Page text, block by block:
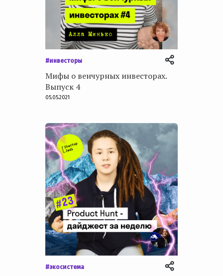
#инвесторы
Мифы о венчурных инвесторах.
Выпуск 4
05.05.2021
#экосистема